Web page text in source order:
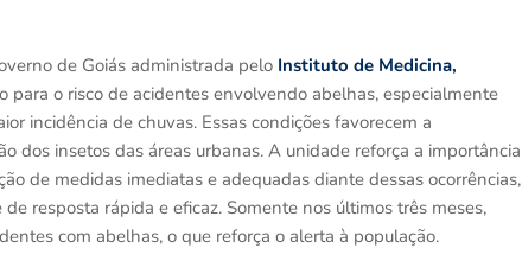
de Goiás administrada pelo Instituto de Medicina,
para o risco de acidentes envolvendo abelhas, especialmente
incidência de chuvas. Essas condições favorecem a
dos insetos das áreas urbanas. A unidade reforça a importância
de medidas imediatas e adequadas diante dessas ocorrências,
resposta rápida e eficaz. Somente nos últimos três meses,
com abelhas, o que reforça o alerta à população.